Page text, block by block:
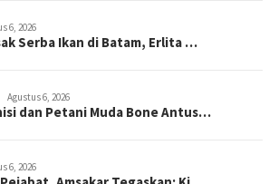
6, 2026
Serba Ikan di Batam, Erlita …
Agustus 6, 2026
dan Petani Muda Bone Antus…
6, 2026